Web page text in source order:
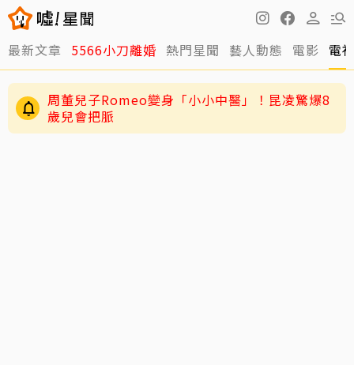
最新文章 5566小刀離婚 熱門星聞 藝人動態 電影 電
周董兒子Romeo變身「小小中醫」！昆凌驚爆8
歲兒會把脈